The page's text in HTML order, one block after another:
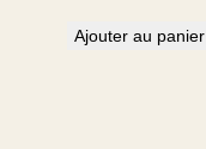
Ajouter au panier